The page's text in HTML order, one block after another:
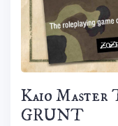
Kaio Master
GRUNT